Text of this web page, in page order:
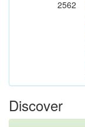
2562
Discover